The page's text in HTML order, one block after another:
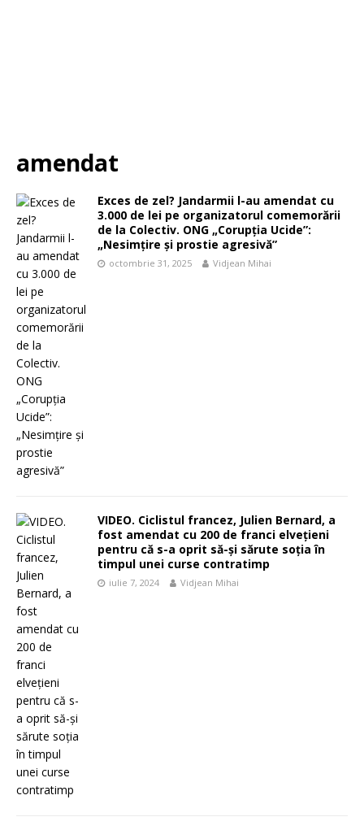
amendat
Exces de zel? Jandarmii l-au amendat cu
3.000 de lei pe organizatorul comemorării
de la Colectiv. ONG „Corupția Ucide”:
„Nesimțire și prostie agresivă”
octombrie 31, 2025 Vidjean Mihai
VIDEO. Ciclistul francez, Julien Bernard, a
fost amendat cu 200 de franci elvețieni
pentru că s-a oprit să-și sărute soția în
timpul unei curse contratimp
iulie 7, 2024 Vidjean Mihai